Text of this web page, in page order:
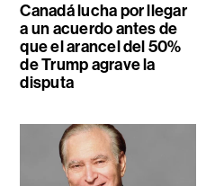
Canadá lucha por llegar
a un acuerdo antes de
que el arancel del 50%
de Trump agrave la
disputa